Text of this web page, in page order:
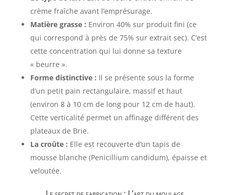
crème fraîche avant l’emprésurage.
Matière grasse : Environ 40% sur produit fini (ce
qui correspond à près de 75% sur extrait sec). C’est
cette concentration qui lui donne sa texture
« beurre ».
Forme distinctive : Il se présente sous la forme
d’un petit pain rectangulaire, massif et haut
(environ 8 à 10 cm de long pour 12 cm de haut).
Cette verticalité permet un affinage différent des
plateaux de Brie.
La croûte : Elle est recouverte d’un tapis de
mousse blanche (Penicillium candidum), épaisse et
veloutée.